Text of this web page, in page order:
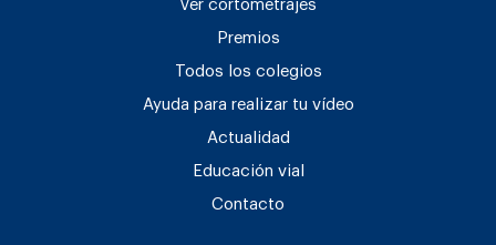
Ver cortometrajes
Premios
Todos los colegios
Ayuda para realizar tu vídeo
Actualidad
Educación vial
Contacto